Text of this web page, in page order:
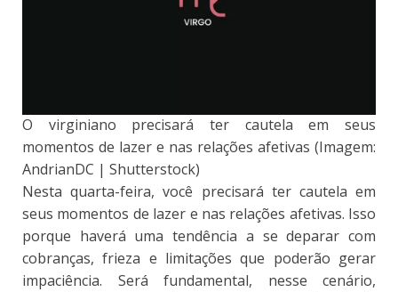
O virginiano precisará ter cautela em seus
momentos de lazer e nas relações afetivas (Imagem:
AndrianDC | Shutterstock)
Nesta quarta-feira, você precisará ter cautela em
seus momentos de lazer e nas relações afetivas. Isso
porque haverá uma tendência a se deparar com
cobranças, frieza e limitações que poderão gerar
impaciência. Será fundamental, nesse cenário,